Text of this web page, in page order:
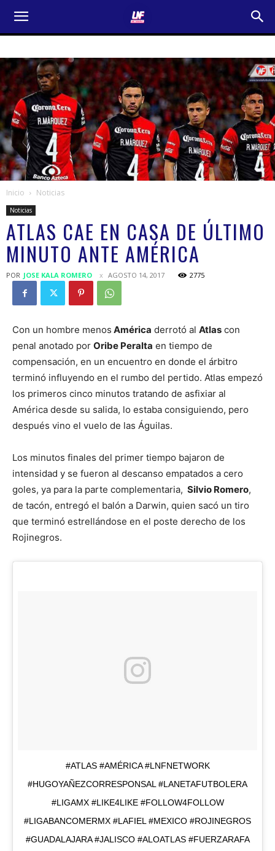
Inicio Noticias
Noticias
ATLAS CAE EN CASA DE ÚLTIMO
MINUTO ANTE AMÉRICA
POR JOSE KALA ROMERO AGOSTO 14, 2017 2775
Con un hombre menos América derrotó al Atlas con
penal anotado por Oribe Peralta en tiempo de
compensación, en un encuentro en donde el árbitro
terminó influyendo en el rumbo del pertido. Atlas empezó
los primeros cinco minutos tratando de asfixiar al
América desde su salida, lo estaba consiguiendo, pero
después vino el vuelo de las Águilas.
Los minutos finales del primer tiempo bajaron de
intensidad y se fueron al descanso empatados a cero
goles, ya para la parte complementaria, Silvio Romero,
de tacón, entregó el balón a Darwin, quien sacó un tiro
que terminó estrellándose en el poste derecho de los
Rojinegros.
#ATLAS #AMÉRICA #LNFNETWORK
#HUGOYAÑEZCORRESPONSAL #LANETAFUTBOLERA
#LIGAMX #LIKE4LIKE #FOLLOW4FOLLOW
#LIGABANCOMERMX #LAFIEL #MEXICO #ROJINEGROS
#GUADALAJARA #JALISCO #ALOATLAS #FUERZARAFA